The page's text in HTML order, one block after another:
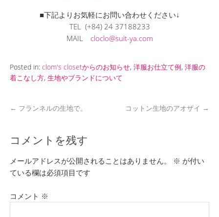
■下記よりお気軽にお問い合わせください↓
TEL (+84) 24 37188233
MAIL cloclo@suit-ya.com
Posted in: clom's closetからのお知らせ, 洋服お仕立て例, 洋服の
着こなし方, 生地やブランドについて
← フランネルの生地で。 コットン生地のアオザイ →
コメントを残す
メールアドレスが公開されることはありません。 ※ が付い
ている欄は必須項目です
コメント ※